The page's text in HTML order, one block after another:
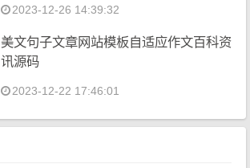
2023-12-26 14:39:32
美文句子文章网站模板自适应作文百科资
讯源码
2023-12-22 17:46:01